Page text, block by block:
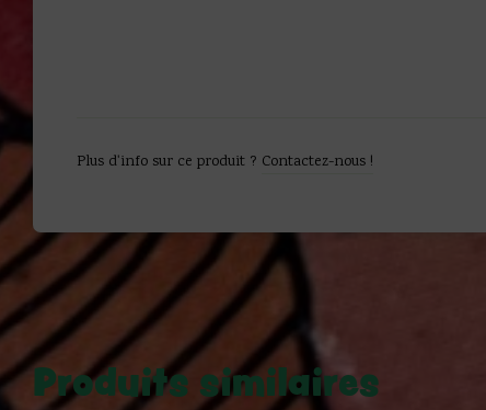
Plus d'info sur ce produit ? Contactez-nous !
Produits similaires